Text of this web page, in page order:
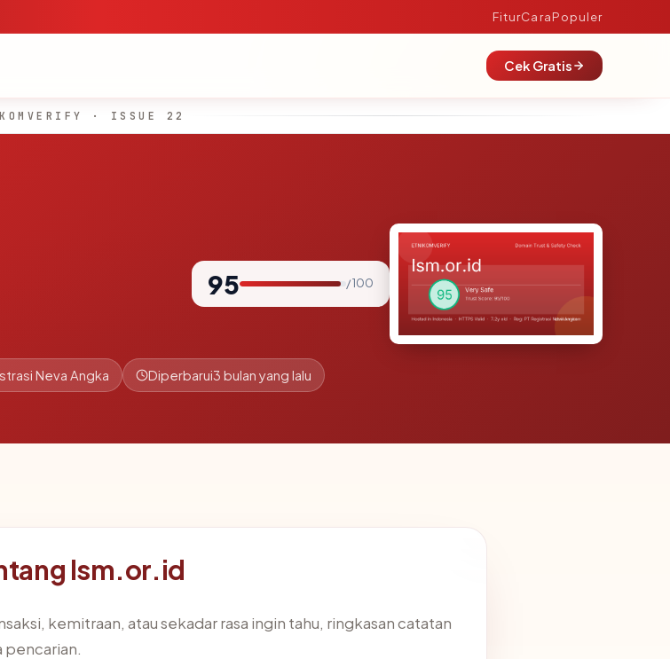
FiturCaraPopuler
Cek Gratis
· ISSUE 22
95 / 100
Neva Angka Diperbarui3 bulan yang lalu
lsm.or.id
kemitraan, atau sekadar rasa ingin tahu, ringkasan catatan
pencarian.